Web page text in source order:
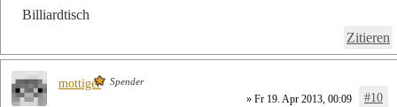
Billiardtisch
Zitieren
» Fr 19. Apr 2013, 00:09 #10
mottiger Spender